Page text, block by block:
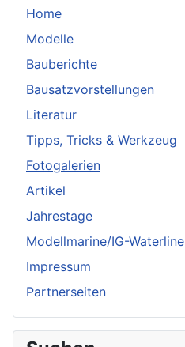
Home
Modelle
Bauberichte
Bausatzvorstellungen
Literatur
Tipps, Tricks & Werkzeug
Fotogalerien
Artikel
Jahrestage
Modellmarine/IG-Waterline
Impressum
Partnerseiten